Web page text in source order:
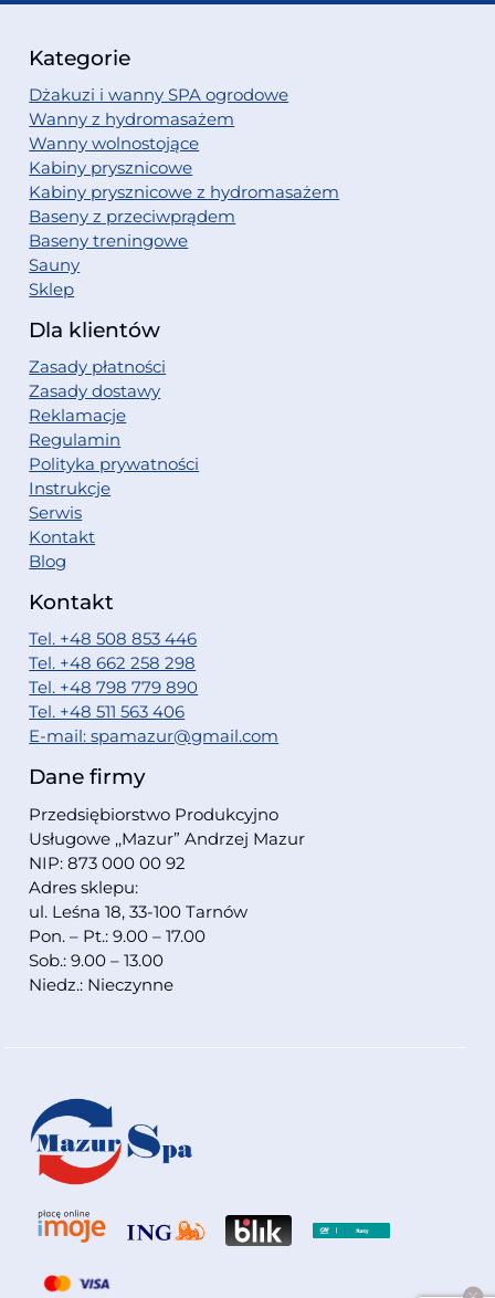
Kategorie
Dżakuzi i wanny SPA ogrodowe
Wanny z hydromasażem
Wanny wolnostojące
Kabiny prysznicowe
Kabiny prysznicowe z hydromasażem
Baseny z przeciwprądem
Baseny treningowe
Sauny
Sklep
Dla klientów
Zasady płatności
Zasady dostawy
Reklamacje
Regulamin
Polityka prywatności
Instrukcje
Serwis
Kontakt
Blog
Kontakt
Tel. +48 508 853 446
Tel. +48 662 258 298
Tel. +48 798 779 890
Tel. +48 511 563 406
E-mail: spamazur@gmail.com
Dane firmy
Przedsiębiorstwo Produkcyjno
Usługowe ,,Mazur” Andrzej Mazur
NIP: 873 000 00 92
Adres sklepu:
ul. Leśna 18, 33-100 Tarnów
Pon. – Pt.: 9.00 – 17.00
Sob.: 9.00 – 13.00
Niedz.: Nieczynne